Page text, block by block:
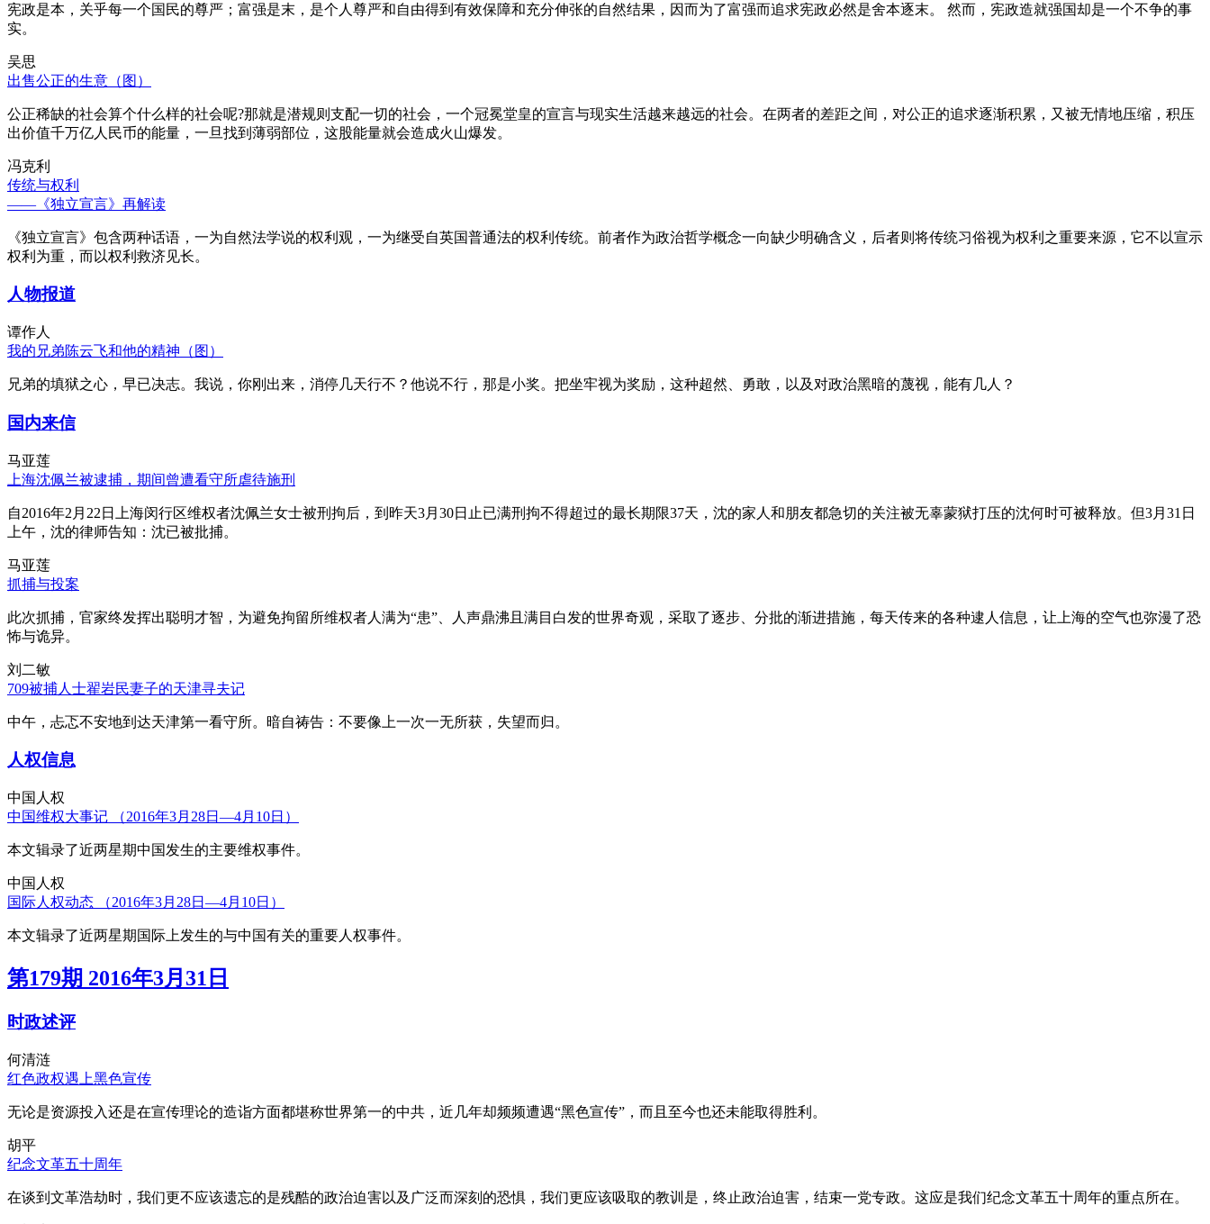
宪政是本，关乎每一个国民的尊严；富强是末，是个人尊严和自由得到有效保障和充分伸张的自然结果，因而为了富强而追求宪政必然是舍本逐末。 然而，宪政造就强国却是一个不争的事
实。
吴思
出售公正的生意（图）
公正稀缺的社会算个什么样的社会呢?那就是潜规则支配一切的社会，一个冠冕堂皇的宣言与现实生活越来越远的社会。在两者的差距之间，对公正的追求逐渐积累，又被无情地压缩，积压
出价值千万亿人民币的能量，一旦找到薄弱部位，这股能量就会造成火山爆发。
冯克利
传统与权利
——《独立宣言》再解读
《独立宣言》包含两种话语，一为自然法学说的权利观，一为继受自英国普通法的权利传统。前者作为政治哲学概念一向缺少明确含义，后者则将传统习俗视为权利之重要来源，它不以宣示
权利为重，而以权利救济见长。
人物报道
谭作人
我的兄弟陈云飞和他的精神（图）
兄弟的填狱之心，早已决志。我说，你刚出来，消停几天行不？他说不行，那是小奖。把坐牢视为奖励，这种超然、勇敢，以及对政治黑暗的蔑视，能有几人？
国内来信
马亚莲
上海沈佩兰被逮捕，期间曾遭看守所虐待施刑
自2016年2月22日上海闵行区维权者沈佩兰女士被刑拘后，到昨天3月30日止已满刑拘不得超过的最长期限37天，沈的家人和朋友都急切的关注被无辜蒙狱打压的沈何时可被释放。但3月31日
上午，沈的律师告知：沈已被批捕。
马亚莲
抓捕与投案
此次抓捕，官家终发挥出聪明才智，为避免拘留所维权者人满为“患”、人声鼎沸且满目白发的世界奇观，采取了逐步、分批的渐进措施，每天传来的各种逮人信息，让上海的空气也弥漫了恐
怖与诡异。
刘二敏
709被捕人士翟岩民妻子的天津寻夫记
中午，忐忑不安地到达天津第一看守所。暗自祷告：不要像上一次一无所获，失望而归。
人权信息
中国人权
中国维权大事记 （2016年3月28日—4月10日）
本文辑录了近两星期中国发生的主要维权事件。
中国人权
国际人权动态 （2016年3月28日—4月10日）
本文辑录了近两星期国际上发生的与中国有关的重要人权事件。
第179期 2016年3月31日
时政述评
何清涟
红色政权遇上黑色宣传
无论是资源投入还是在宣传理论的造诣方面都堪称世界第一的中共，近几年却频频遭遇“黑色宣传”，而且至今也还未能取得胜利。
胡平
纪念文革五十周年
在谈到文革浩劫时，我们更不应该遗忘的是残酷的政治迫害以及广泛而深刻的恐惧，我们更应该吸取的教训是，终止政治迫害，结束一党专政。这应是我们纪念文革五十周年的重点所在。